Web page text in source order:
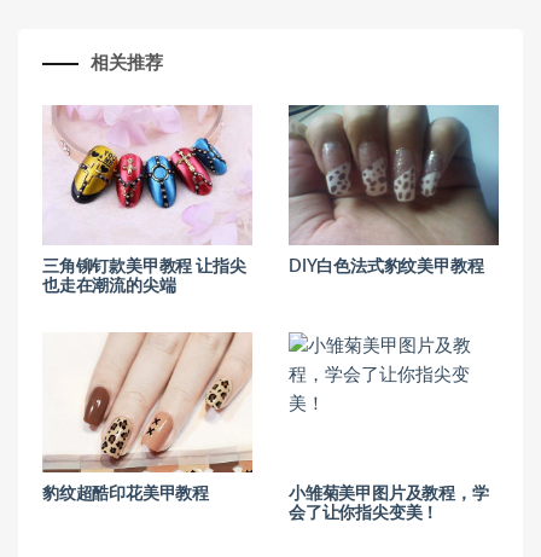
相关推荐
三角铆钉款美甲教程 让指尖
也走在潮流的尖端
DIY白色法式豹纹美甲教程
豹纹超酷印花美甲教程
小雏菊美甲图片及教程，学
会了让你指尖变美！